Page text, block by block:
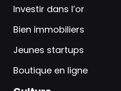
Investir dans l’or
Bien immobiliers
Jeunes startups
Boutique en ligne